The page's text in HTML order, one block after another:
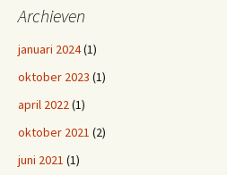
Archieven
januari 2024(1)
oktober 2023 (1)
april 2022(1)
oktober 2021 (2)
juni 2021 (1)